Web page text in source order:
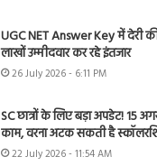
UGC NET Answer Key में देरी
लाखों उम्मीदवार कर रहे इंतजार
26 July 2026 - 6:11 PM
SC छात्रों के लिए बड़ा अपडेट! 15
काम, वरना अटक सकती है
22 July 2026 - 11:54 AM